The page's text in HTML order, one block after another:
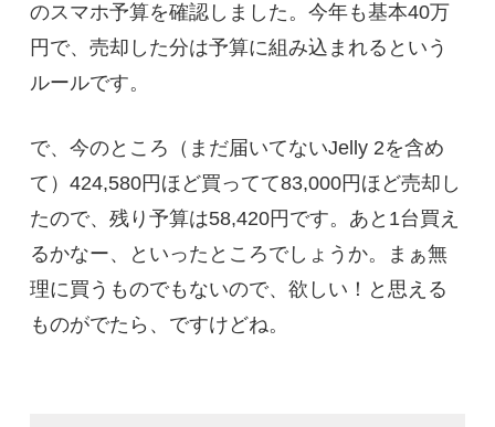
のスマホ予算を確認しました。今年も基本40万
円で、売却した分は予算に組み込まれるという
ルールです。
で、今のところ（まだ届いてないJelly 2を含め
て）424,580円ほど買ってて83,000円ほど売却し
たので、残り予算は58,420円です。あと1台買え
るかなー、といったところでしょうか。まぁ無
理に買うものでもないので、欲しい！と思える
ものがでたら、ですけどね。